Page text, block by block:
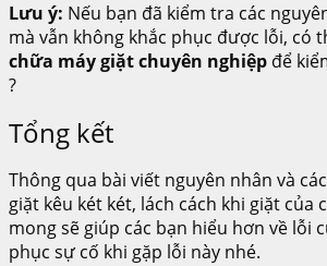
Lưu ý: Nếu bạn đã kiểm tra các
mà vẫn không khắc phục được lỗi, có
chữa máy giặt chuyên nghiệp để
?
Tổng kết
Thông qua bài viết nguyên nhân và
giặt kêu két két, lách cách khi giặt của
mong sẽ giúp các bạn hiểu hơn về lỗi
phục sự cố khi gặp lỗi này nhé.